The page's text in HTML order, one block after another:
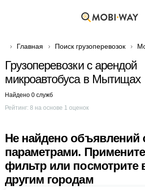
Главная Поиск грузоперевозок
Грузоперевозки с арендой
микроавтобуса в Мытищах
Найдено 0 служб
Рейтинг: 8 на основе 1 оценок
Не найдено объявлений
параметрами.
фильтр или посмотрите
другим городам